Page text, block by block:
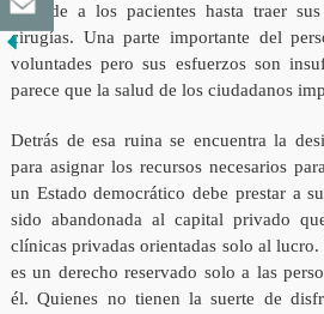
se pide a los pacientes hasta traer
cirugías. Una parte importante del
voluntades pero sus esfuerzos son
parece que la salud de los ciudadanos
Detrás de esa ruina se encuentra la
para asignar los recursos necesarios
un Estado democrático debe prestar a
sido abandonada al capital privado
clínicas privadas orientadas solo al lucro.
es un derecho reservado solo a las
él. Quienes no tienen la suerte de